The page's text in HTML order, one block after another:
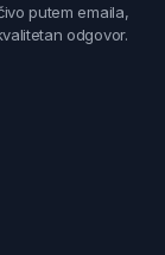
putem emaila,
odgovor.